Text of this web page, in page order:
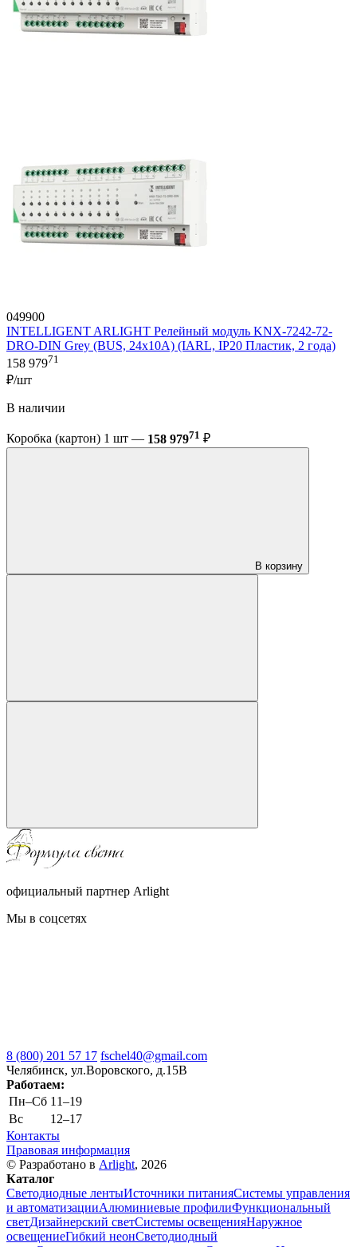
049900
INTELLIGENT ARLIGHT Релейный модуль KNX-7242-72-
DRO-DIN Grey (BUS, 24x10A) (IARL, IP20 Пластик, 2 года)
158 97971
₽/шт
В наличии
Коробка (картон) 1 шт — 158 97971 ₽
В корзину
официальный партнер Arlight
Мы в соцсетях
8 (800) 201 57 17 fschel40@gmail.com
Челябинск, ул.Воровского, д.15В
Работаем:
Пн–Cб 11–19
Вс
12–17
Контакты
Правовая информация
© Разработано в Arlight, 2026
Каталог
Светодиодные лентыИсточники питанияСистемы управления
и автоматизацииАлюминиевые профилиФункциональный
светДизайнерский светСистемы освещенияНаружное
освещениеГибкий неонСветодиодный